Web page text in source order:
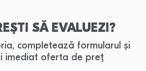
SĂ EVALUEZI?
completează formularul și
imediat oferta de preț